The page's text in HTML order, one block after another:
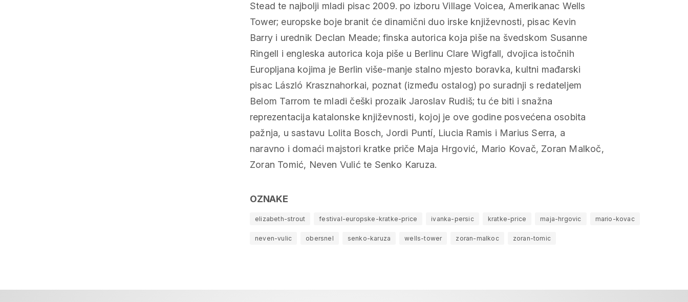
Stead te najbolji mladi pisac 2009. po izboru Village Voicea, Amerikanac Wells
Tower; europske boje branit će dinamični duo irske književnosti, pisac Kevin
Barry i urednik Declan Meade; finska autorica koja piše na švedskom Susanne
Ringell i engleska autorica koja piše u Berlinu Clare Wigfall, dvojica istočnih
Europljana kojima je Berlin više-manje stalno mjesto boravka, kultni mađarski
pisac László Krasznahorkai, poznat (između ostalog) po suradnji s redateljem
Belom Tarrom te mladi češki prozaik Jaroslav Rudiš; tu će biti i snažna
reprezentacija katalonske književnosti, kojoj je ove godine posvećena osobita
pažnja, u sastavu Lolita Bosch, Jordi Puntí, Liucia Ramis i Marius Serra, a
naravno i domaći majstori kratke priče Maja Hrgović, Mario Kovač, Zoran Malkoč,
Zoran Tomić, Neven Vulić te Senko Karuza.
OZNAKE
elizabeth-strout festival-europske-kratke-price ivanka-persic kratke-price maja-hrgovic mario-kovac
neven-vulic obersnel senko-karuza wells-tower zoran-malkoc zoran-tomic